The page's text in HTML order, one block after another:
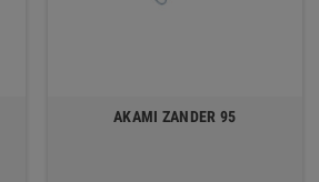
AKAMI ZANDER 95